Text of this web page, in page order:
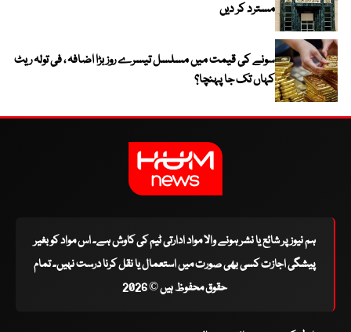
مسترد کر دیں
سونے کی قیمت میں مسلسل تیسرے روز بڑا اضافہ ، فی تولہ ریٹ
کہاں تک جا پہنچا؟
ہم نیوز پر شائع یا نشر ہونے والا مواد ادارتی ٹیم کی کاوش ہے۔ اس مواد کو بغیر
پیشگی اجازت کسی بھی صورت میں استعمال یا نقل کرنا درست نہیں۔ تمام
حقوق محفوظ ہیں © 2026